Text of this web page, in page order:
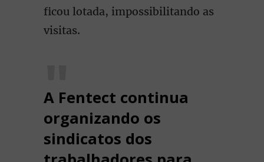
ficou lotada, impossibilitando as
visitas.
A Fentect continua
organizando os
sindicatos dos